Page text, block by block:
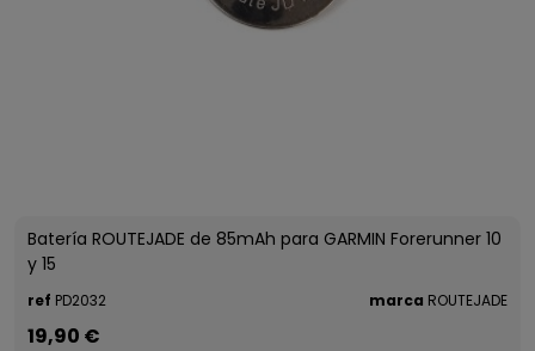
Batería ROUTEJADE de 85mAh para GARMIN Forerunner 10
y 15
ref PD2032 marca ROUTEJADE
19,90 €